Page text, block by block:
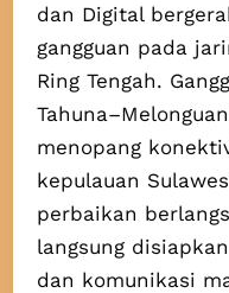
dan Digital
gangguan pada
Ring Tengah.
menopang
kepulauan
perbaikan
langsung
dan komunikasi